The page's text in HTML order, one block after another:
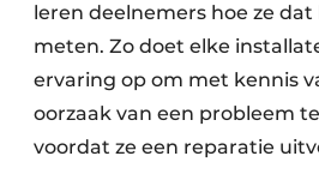
leren deelnemers hoe ze
meten. Zo doet elke
ervaring op om met kennis
oorzaak van een probleem
voordat ze een reparatie